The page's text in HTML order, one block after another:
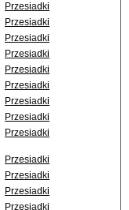
Przesiadki
Przesiadki
Przesiadki
Przesiadki
Przesiadki
Przesiadki
Przesiadki
Przesiadki
Przesiadki
Przesiadki
Przesiadki
Przesiadki
Przesiadki